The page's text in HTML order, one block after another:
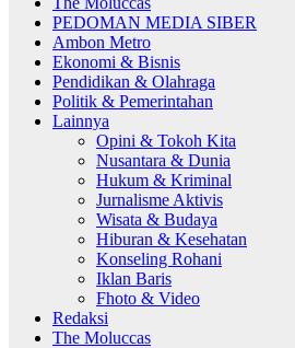
PEDOMAN MEDIA SIBER
Ambon Metro
Ekonomi & Bisnis
Pendidikan & Olahraga
Politik & Pemerintahan
Lainnya
Opini & Tokoh Kita
Nusantara & Dunia
Hukum & Kriminal
Jurnalisme Aktivis
Wisata & Budaya
Hiburan & Kesehatan
Konseling Rohani
Iklan Baris
Fhoto & Video
Redaksi
The Moluccas